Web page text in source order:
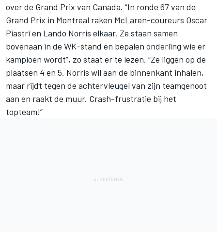
over de Grand Prix van Canada. “In ronde 67 van de
Grand Prix in Montreal raken McLaren-coureurs Oscar
Piastri en Lando Norris elkaar. Ze staan samen
bovenaan in de WK-stand en bepalen onderling wie er
kampioen wordt”, zo staat er te lezen. “Ze liggen op de
plaatsen 4 en 5. Norris wil aan de binnenkant inhalen,
maar rijdt tegen de achtervleugel van zijn teamgenoot
aan en raakt de muur. Crash-frustratie bij het
topteam!”